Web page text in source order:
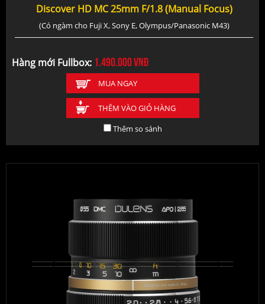
Discover HD MC 25mm F/1.8 (Manual Focus)
(Có ngàm cho Fuji X, Sony E, Olympus/Panasonic M43)
Hàng mới Fullbox: 1.490.000vnđ
MUA NGAY
THÊM VÀO GIỎ HÀNG
Thêm so sánh